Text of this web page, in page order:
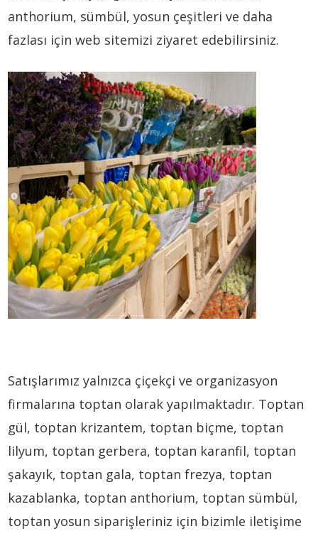
anthorium, sümbül, yosun çeşitleri ve daha
fazlası için web sitemizi ziyaret edebilirsiniz.
Satışlarımız yalnızca çiçekçi ve organizasyon
firmalarına toptan olarak yapılmaktadır. Toptan
gül, toptan krizantem, toptan biçme, toptan
lilyum, toptan gerbera, toptan karanfil, toptan
şakayık, toptan gala, toptan frezya, toptan
kazablanka, toptan anthorium, toptan sümbül,
toptan yosun siparişleriniz için bizimle iletişime